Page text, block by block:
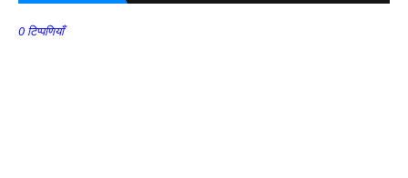
0 टिप्पणियाँ